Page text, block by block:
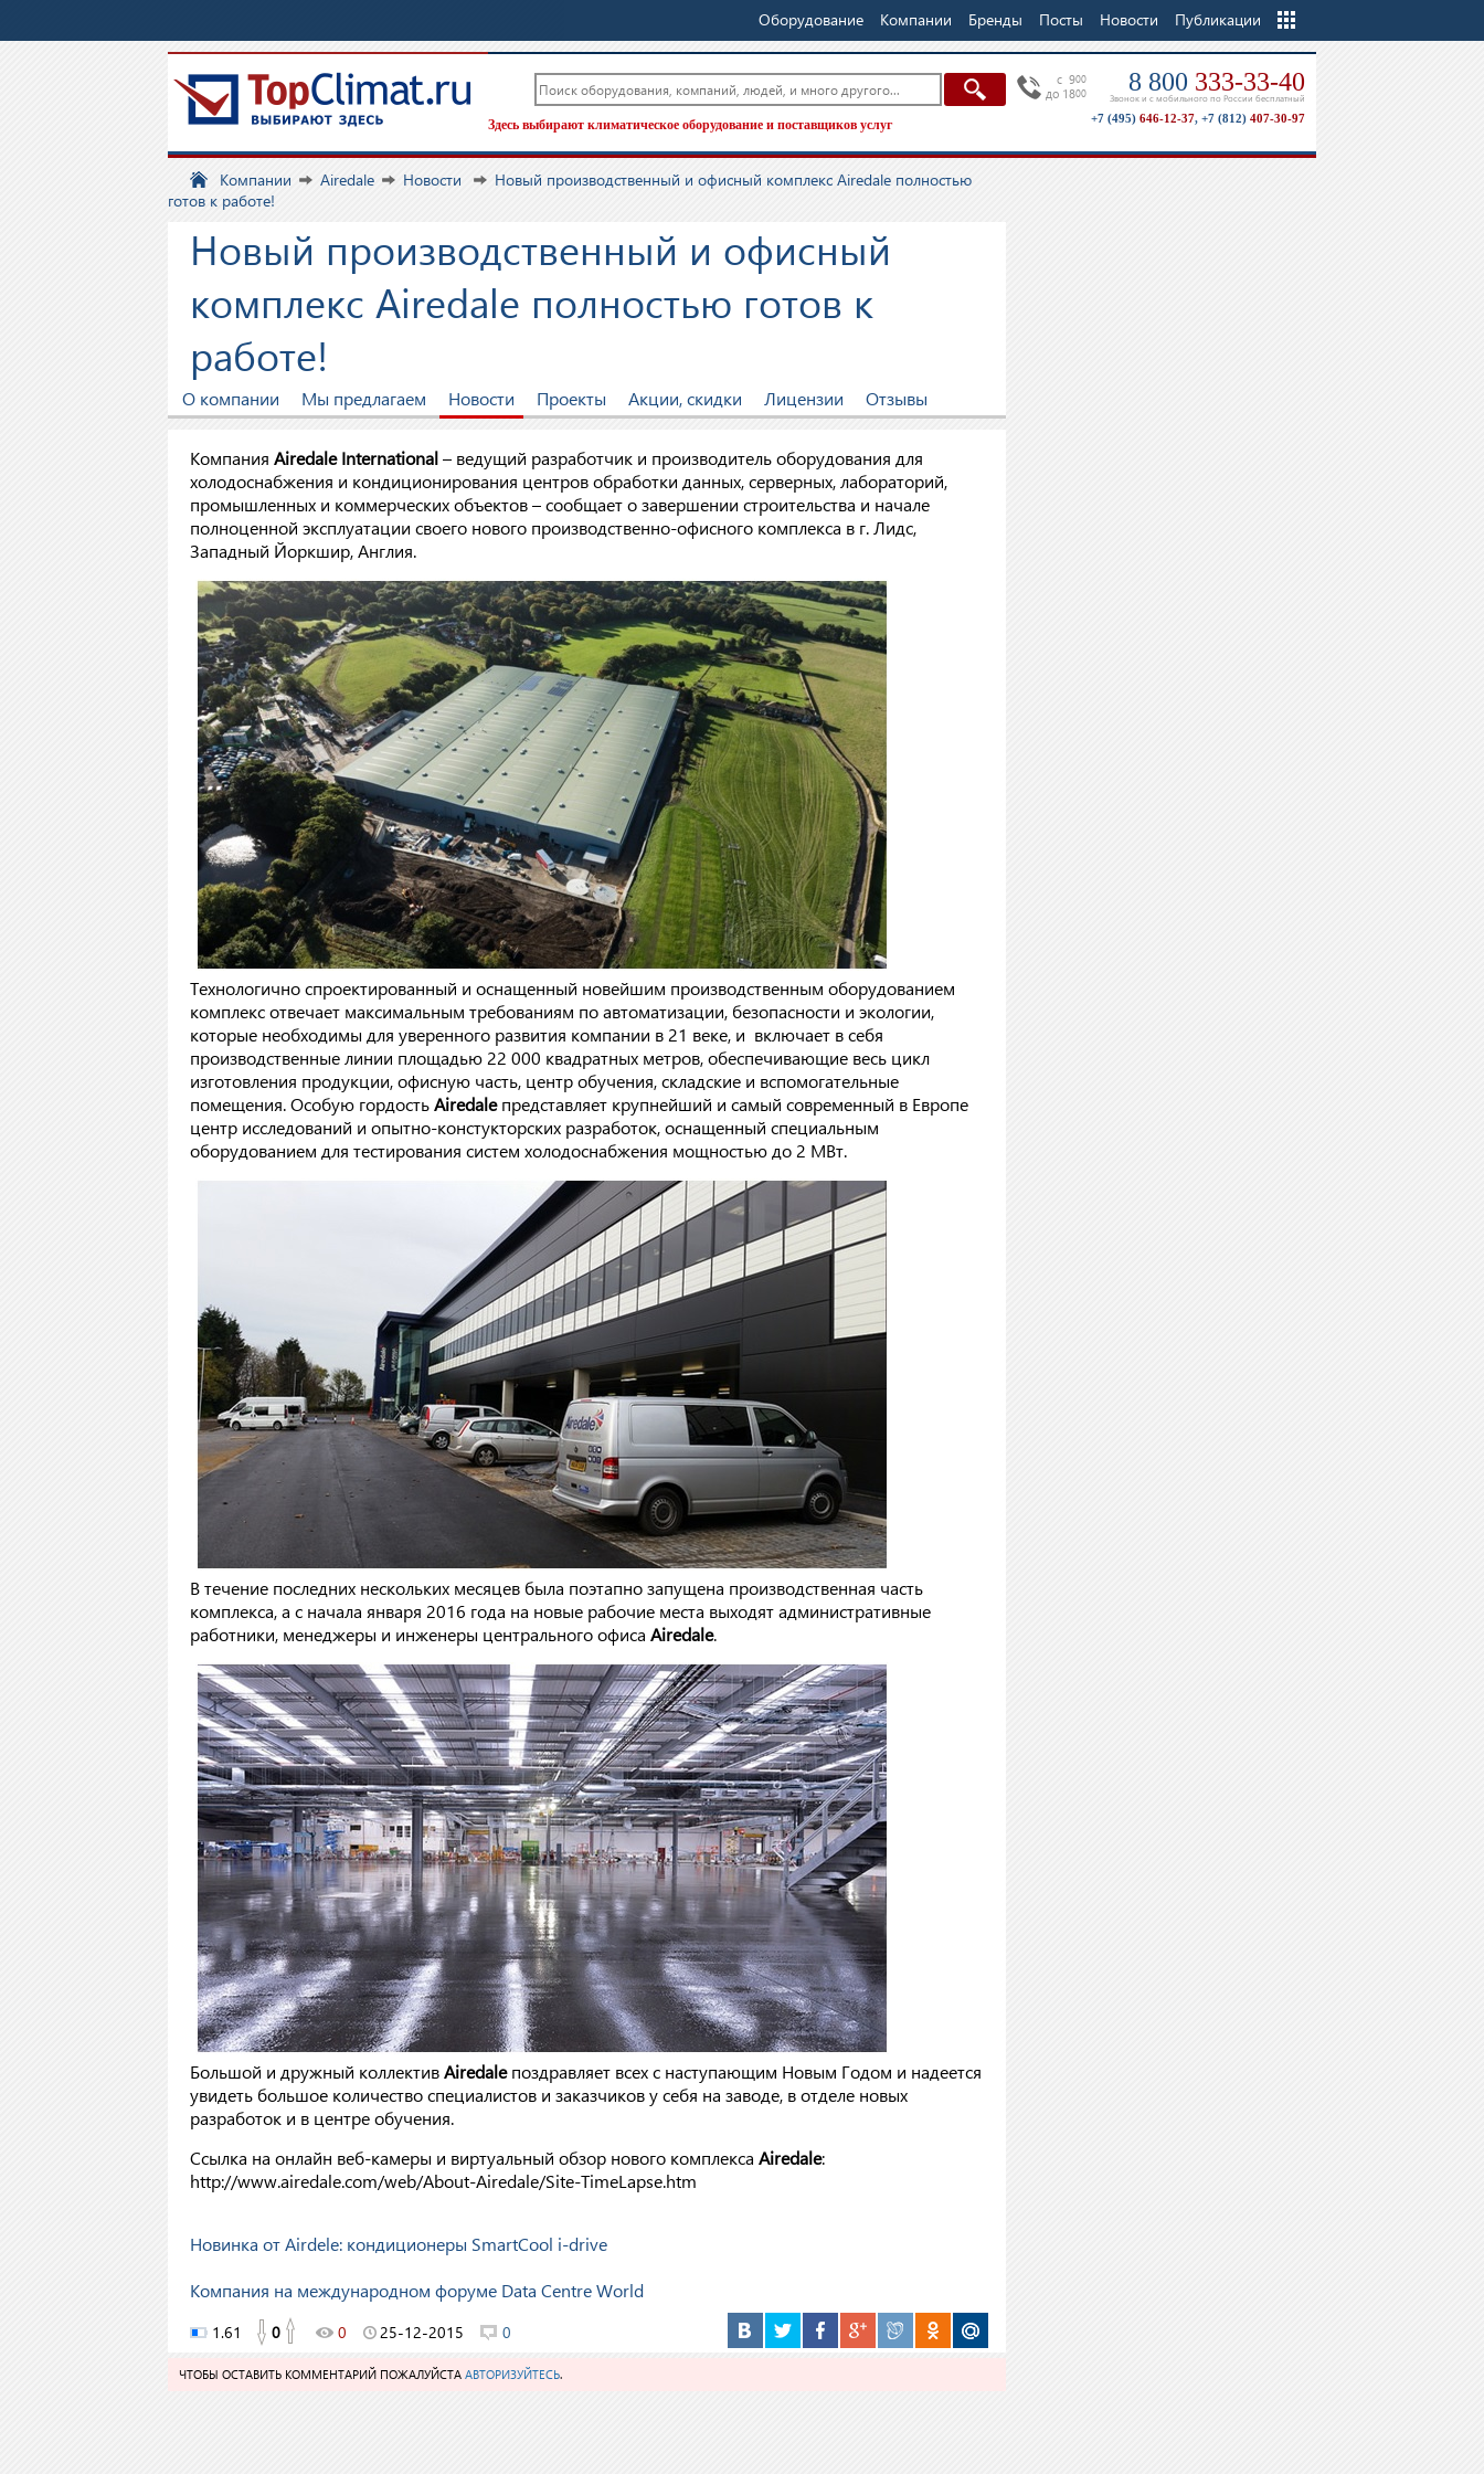
Оборудование Компании Бренды Посты Новости Публикации
Еще
c 900
до 1800 8 800 333-33-40
Звонок и с мобильного по России бесплатный
+7 (495) 646-12-37, +7 (812) 407-30-97
Здесь выбирают климатическое оборудование и поставщиков услуг
Компании Airedale Новости
Новый производственный и офисный комплекс Airedale полностью
готов к работе!
Новый производственный и офисный
комплекс Airedale полностью готов к
работе!
О компании Мы предлагаем Новости Проекты Акции, скидки Лицензии Отзывы
Компания Airedale International– ведущий разработчик и производитель оборудования для
холодоснабжения и кондиционирования центров обработки данных, серверных, лабораторий,
промышленных и коммерческих объектов – сообщает о завершении строительства и начале
полноценной эксплуатации своего нового производственно-офисного комплекса в г. Лидс,
Западный Йоркшир, Англия.
Технологично спроектированный и оснащенный новейшим производственным оборудованием
комплекс отвечает максимальным требованиям по автоматизации, безопасности и экологии,
которые необходимы для уверенного развития компании в 21 веке, и включает в себя
производственные линии площадью 22 000 квадратных метров, обеспечивающие весь цикл
изготовления продукции, офисную часть, центр обучения, складские и вспомогательные
помещения. Особую гордостьAiredaleпредставляет крупнейший и самый современный в Европе
центр исследований и опытно-констукторских разработок, оснащенный специальным
оборудованием для тестирования систем холодоснабжения мощностью до 2 МВт.
В течение последних нескольких месяцев была поэтапно запущена производственная часть
комплекса, а с начала января 2016 года на новые рабочие места выходят административные
работники, менеджеры и инженеры центрального офиса Airedale.
Большой и дружный коллективAiredaleпоздравляет всех с наступающим Новым Годом и надеется
увидеть большое количество специалистов и заказчиков у себя на заводе, в отделе новых
разработок и в центре обучения.
Ссылка на онлайн веб-камеры и виртуальный обзор нового комплекса Airedale:
http://www.airedale.com/web/About-Airedale/Site-TimeLapse.htm
Новинка от Airdele: кондиционеры SmartCool i-drive
Компания на международном форуме Data Centre World
1.61 0 0 25-12-2015 0
ЧТОБЫ ОСТАВИТЬ КОММЕНТАРИЙ ПОЖАЛУЙСТА АВТОРИЗУЙТЕСЬ.